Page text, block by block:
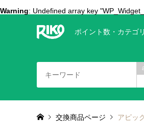
Warning: Undefined array key
ポイント数・カテゴ
交換商品ページ アピッ